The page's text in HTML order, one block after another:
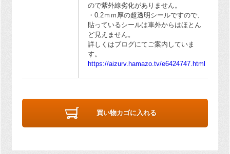
ので紫外線劣化がありません。
・0.2ｍｍ厚の超透明シールですので、
貼っているシールは車外からはほとん
ど見えません。
詳しくはブログにてご案内していま
す。
https://aizurv.hamazo.tv/e6424747.html
買い物カゴに入れる